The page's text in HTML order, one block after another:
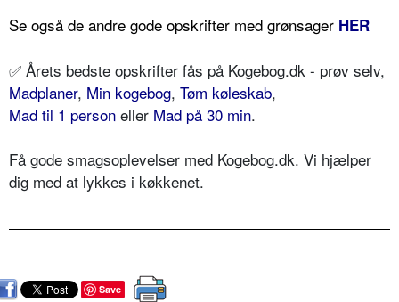
Se også de andre gode opskrifter med grønsager HER
✅ Årets bedste opskrifter fås på Kogebog.dk - prøv selv,
Madplaner, Min kogebog, Tøm køleskab,
Mad til 1 person eller Mad på 30 min.
Få gode smagsoplevelser med Kogebog.dk. Vi hjælper
dig med at lykkes i køkkenet.
Save